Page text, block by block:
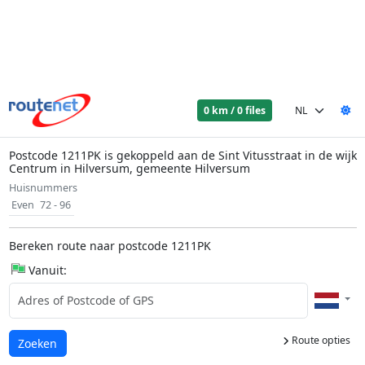
0 km / 0 files
Postcode 1211PK is gekoppeld aan de Sint Vitusstraat in de wijk
Centrum in Hilversum, gemeente Hilversum
Huisnummers
Even 72 - 96
Bereken route naar postcode 1211PK
Vanuit:
Route opties
Laden...
Zoeken